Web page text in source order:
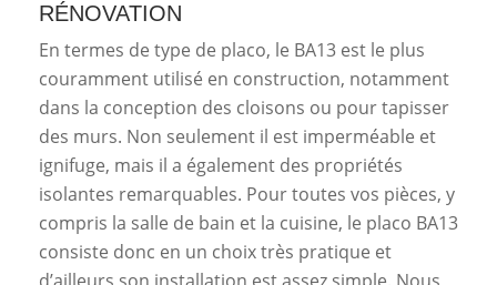
RÉNOVATION
En termes de type de placo, le BA13 est le plus
couramment utilisé en construction, notamment
dans la conception des cloisons ou pour tapisser
des murs. Non seulement il est imperméable et
ignifuge, mais il a également des propriétés
isolantes remarquables. Pour toutes vos pièces, y
compris la salle de bain et la cuisine, le placo BA13
consiste donc en un choix très pratique et